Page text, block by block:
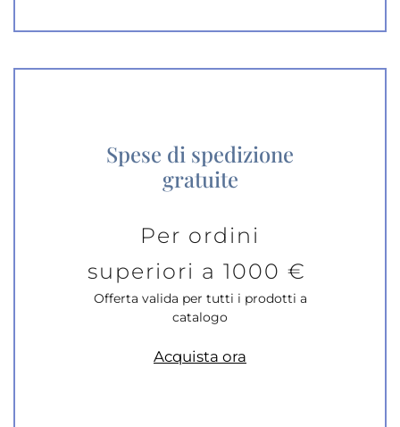
Spese di spedizione
gratuite
Per ordini
superiori a 1000 €
Offerta valida per tutti i prodotti a
catalogo
Acquista ora